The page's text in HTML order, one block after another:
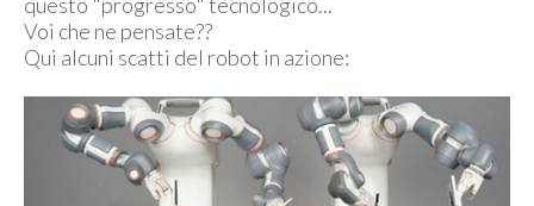
Voi che ne pensate??
Qui alcuni scatti del robot in azione: